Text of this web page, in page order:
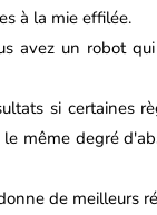
à la mie effilée.
avez un robot
si certaines
même degré
de meilleurs